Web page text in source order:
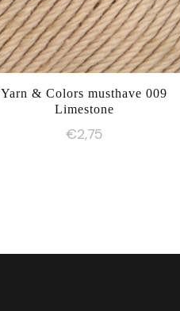
Yarn & Colors musthave 009
Limestone
€2,75